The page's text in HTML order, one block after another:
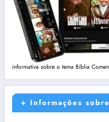
informativa sobre o tema Bíblia
+ Informações